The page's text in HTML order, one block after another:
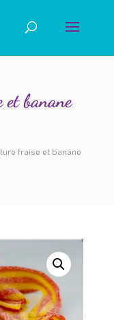
et banane
fraise et banane